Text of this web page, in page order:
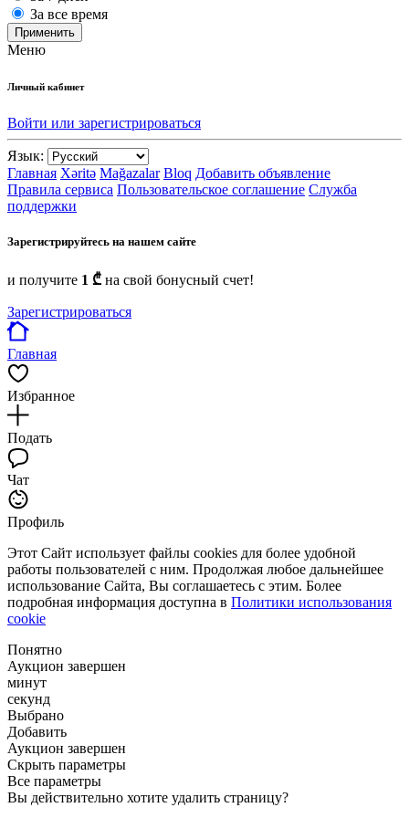
За все время
Применить
Меню
Личный кабинет
Войти или зарегистрироваться
Язык:
Главная Xəritə Mağazalar Bloq Добавить объявление
Правила сервиса Пользовательское соглашение Служба
поддержки
Зарегистрируйтесь на нашем сайте
и получите 1 ₾ на свой бонусный счет!
Зарегистрироваться
Главная
Избранное
Подать
Чат
Профиль
Этот Сайт использует файлы cookies для более удобной
работы пользователей с ним. Продолжая любое дальнейшее
использование Сайта, Вы соглашаетесь с этим. Более
подробная информация доступна в Политики использования
cookie
Понятно
Аукцион завершен
минут
секунд
Выбрано
Добавить
Аукцион завершен
Скрыть параметры
Все параметры
Вы действительно хотите удалить страницу?